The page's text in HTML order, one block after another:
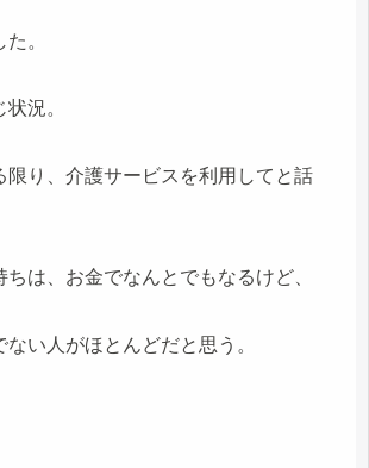
。
況。
限り、介護サービスを利用してと話
は、お金でなんとでもなるけど、
い人がほとんどだと思う。